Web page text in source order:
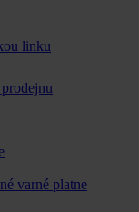
linku
varné platne